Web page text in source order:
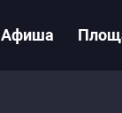
Афиша